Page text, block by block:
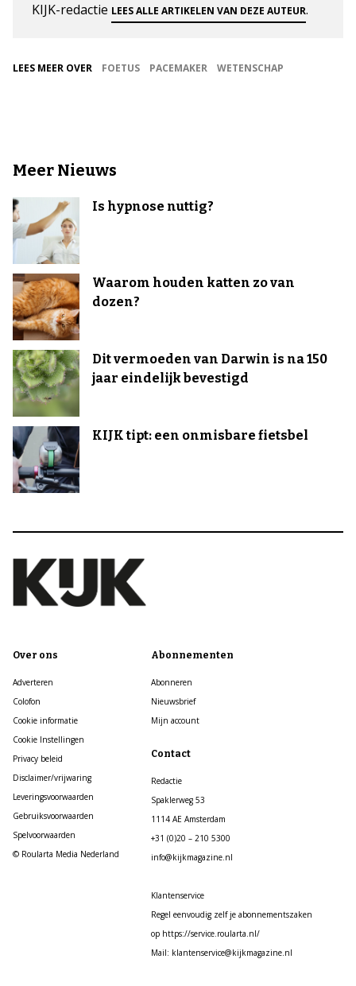
KIJK-redactie LEES ALLE ARTIKELEN VAN DEZE AUTEUR.
LEES MEER OVER FOETUS PACEMAKER WETENSCHAP
Meer Nieuws
Is hypnose nuttig?
Waarom houden katten zo van
dozen?
Dit vermoeden van Darwin is na 150
jaar eindelijk bevestigd
KIJK tipt: een onmisbare fietsbel
Over ons
Adverteren
Colofon
Cookie informatie
Cookie Instellingen
Privacy beleid
Disclaimer/vrijwaring
Leveringsvoorwaarden
Gebruiksvoorwaarden
Spelvoorwaarden
© Roularta Media Nederland
Abonnementen
Abonneren
Nieuwsbrief
Mijn account
Contact
Redactie
Spaklerweg 53
1114 AE Amsterdam
+31 (0)20 – 210 5300
info@kijkmagazine.nl
Klantenservice
Regel eenvoudig zelf je abonnementszaken
op https://service.roularta.nl/
Mail: klantenservice@kijkmagazine.nl